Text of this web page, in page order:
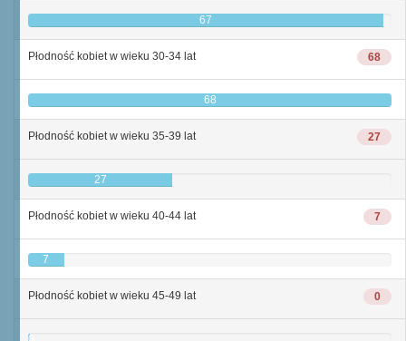
67
68
Płodność kobiet w wieku 30-34 lat
68
27
Płodność kobiet w wieku 35-39 lat
27
7
Płodność kobiet w wieku 40-44 lat
7
0
Płodność kobiet w wieku 45-49 lat